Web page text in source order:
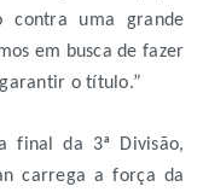
contra uma grande
em busca de fazer
o título.”
final da 3ª Divisão,
carrega a força da